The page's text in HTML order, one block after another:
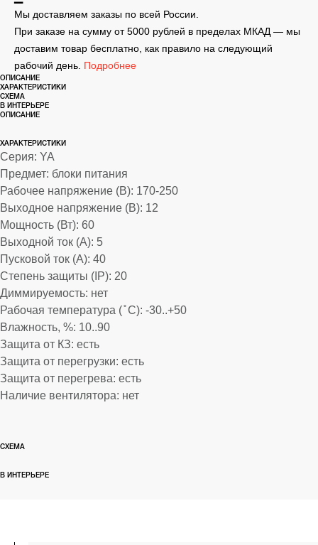
Мы доставляем заказы по всей России.
При заказе на сумму от 5000 рублей в пределах МКАД — мы
доставим товар бесплатно, как правило на следующий
рабочий день. Подробнее
ОПИСАНИЕ
ХАРАКТЕРИСТИКИ
СХЕМА
В ИНТЕРЬЕРЕ
ОПИСАНИЕ
ХАРАКТЕРИСТИКИ
Серия: YA
Предмет: блоки питания
Рабочее напряжение (В): 170-250
Выходное напряжение (В): 12
Мощность (Вт): 60
Выходной ток (А): 5
Пусковой ток (А): 40
Степень защиты (IP): 20
Диммируемость: нет
Рабочая температура ( ̊ С): -30..+50
Влажность, %: 10..90
Защита от КЗ: есть
Защита от перегрузки: есть
Защита от перегрева: есть
Наличие вентилятора: нет
СХЕМА
В ИНТЕРЬЕРЕ